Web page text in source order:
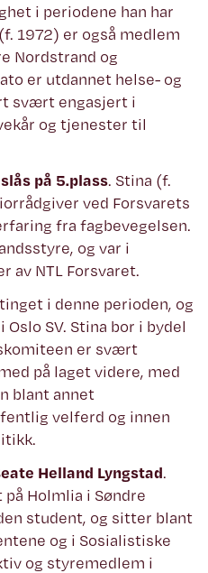
i periodene han har
1972) er også medlem
Nordstrand og
er utdannet helse- og
svært engasjert i
og tjenester til
på 5.plass. Stina (f.
ved Forsvarets
fra fagbevegelsen.
og var i
av NTL Forsvaret.
i denne perioden, og
SV. Stina bor i bydel
er svært
på laget videre, med
blant annet
velferd og innen
Helland Lyngstad.
Holmlia i Søndre
student, og sitter blant
og i Sosialistiske
og styremedlem i